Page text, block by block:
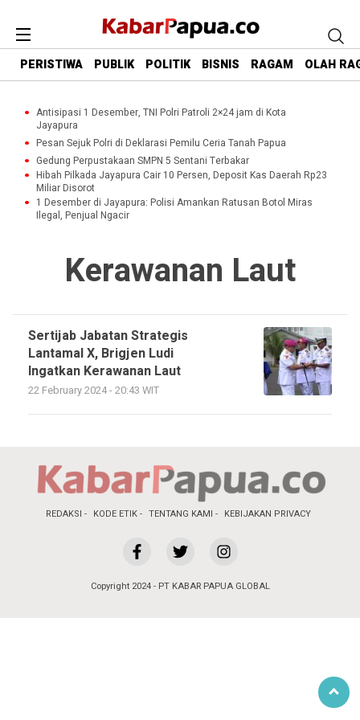
PERISTIWA PUBLIK POLITIK BISNIS RAGAM OLAH
Antisipasi 1 Desember, TNI Polri Patroli 2×24 jam di Kota
Jayapura
Pesan Sejuk Polri di Deklarasi Pemilu Ceria Tanah Papua
Gedung Perpustakaan SMPN 5 Sentani Terbakar
Hibah Pilkada Jayapura Cair 10 Persen, Deposit Kas Daerah Rp23
Miliar Disorot
1 Desember di Jayapura: Polisi Amankan Ratusan Botol Miras
Ilegal, Penjual Ngacir
Kerawanan Laut
Sertijab Jabatan Strategis
Lantamal X, Brigjen Ludi
Ingatkan Kerawanan Laut
22 February 2024 - 20:43 WIT
REDAKSI KODE ETIK TENTANG KAMI KEBIJAKAN PRIVACY
Copyright 2024 - PT KABAR PAPUA GLOBAL